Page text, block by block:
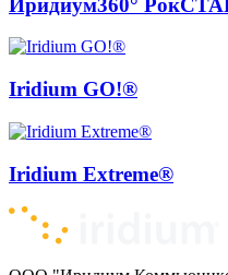
Iridium GO!®
Iridium Extreme®